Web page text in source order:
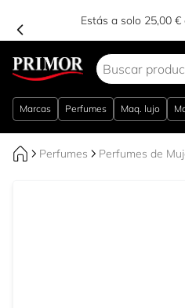
Estás a solo 25,00
Marcas Perfumes Maq. lujo
Perfumes Perfumes de